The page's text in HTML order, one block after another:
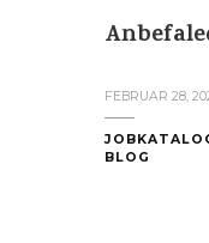
FEBRUAR 28,
BLOG